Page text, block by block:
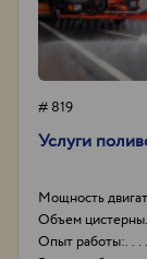
# 819
Услуги
Мощность
Объем цистерны
Опыт работы: